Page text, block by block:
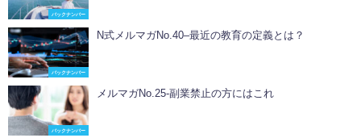
バックナンバー
バックナンバー
N式メルマガNo.40–最近の教育の定義とは？
バックナンバー
メルマガNo.25-副業禁止の方にはこれ